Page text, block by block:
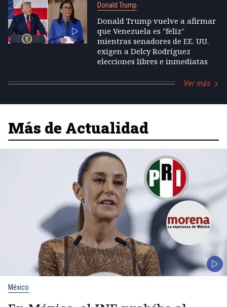
Donald Trump
Donald Trump vuelve a afirmar
que Venezuela es "feliz"
mientras senadores de EE. UU.
exigen a Delcy Rodríguez
elecciones libres e inmediatas
Ver más
Más de Actualidad
México